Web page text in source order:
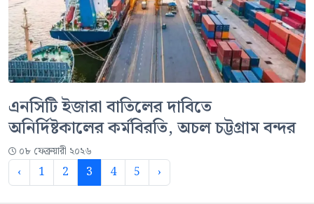
এনসিটি ইজারা বাতিলের দাবিতে
অনির্দিষ্টকালের কর্মবিরতি, অচল চট্টগ্রাম বন্দর
০৮ ফেব্রুয়ারী ২০২৬
‹ 1 2 3 4 5 ›